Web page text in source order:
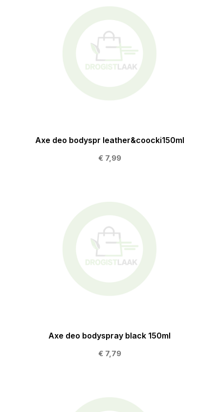
Axe deo bodyspr leather&coocki150ml
€ 7,99
Axe deo bodyspray black 150ml
€ 7,79